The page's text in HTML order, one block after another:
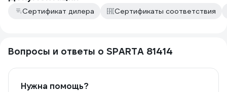
Сертификат дилера Сертификаты соответствия
Вопросы и ответы о SPARTA 81414
Нужна помощь?